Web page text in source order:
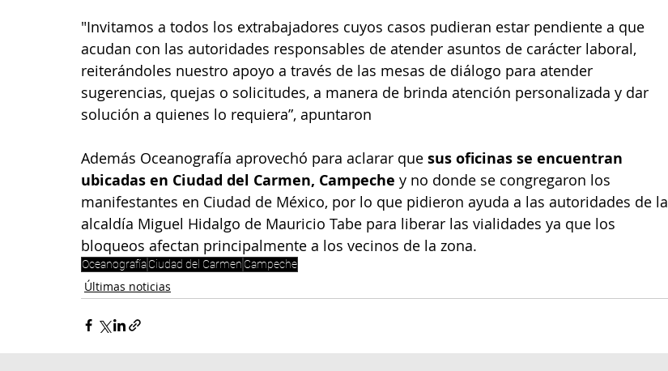
"Invitamos a todos los extrabajadores cuyos casos pudieran estar pendiente a que
acudan con las autoridades responsables de atender asuntos de carácter laboral,
reiterándoles nuestro apoyo a través de las mesas de diálogo para atender
sugerencias, quejas o solicitudes, a manera de brinda atención personalizada y dar
solución a quienes lo requiera”, apuntaron
Además Oceanografía aprovechó para aclarar que sus oficinas se encuentran
ubicadas en Ciudad del Carmen, Campeche y no donde se congregaron los
manifestantes en Ciudad de México, por lo que pidieron ayuda a las autoridades de la
alcaldía Miguel Hidalgo de Mauricio Tabe para liberar las vialidades ya que los
bloqueos afectan principalmente a los vecinos de la zona.
OceanografíaCiudad del Carmen Campeche
Últimas noticias